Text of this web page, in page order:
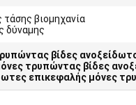
βιομηχανία
δύναμης
βίδες
τρυπώντας βίδες
επικεφαλής μόνες